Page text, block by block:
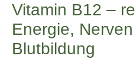
Vitamin B12 –
Energie,
Blutbildung